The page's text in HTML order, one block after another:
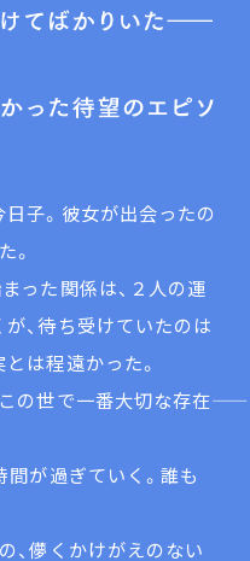
子。彼女が出会ったの
。
った関係は、２人の運
、待ち受けていたのは
は程遠かった。
の世で一番大切な存在――
間が過ぎていく。誰も
、儚くかけがえのない